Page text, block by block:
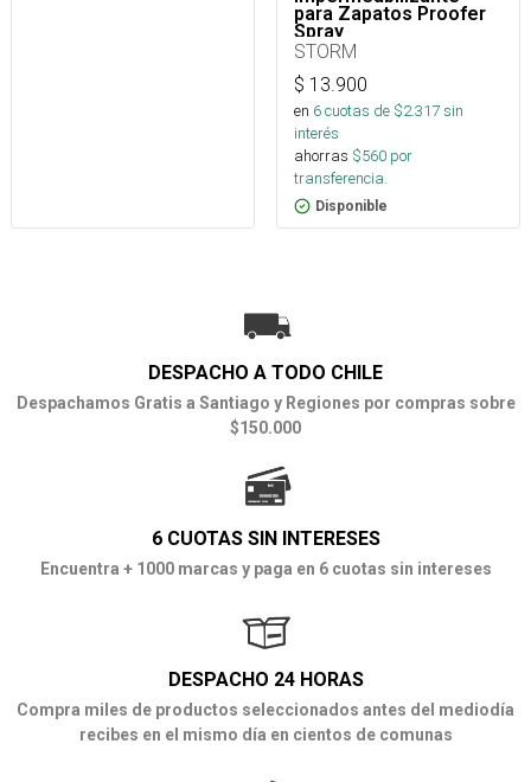
para Zapatos Proofer
Spray
STORM
$ 13.900
en 6cuotas de $2.317sin
interés
ahorras $560 por
transferencia.
Disponible
DESPACHO A TODO CHILE
Despachamos Gratis a Santiago y Regiones por compras sobre
$150.000
6 CUOTAS SIN INTERESES
Encuentra + 1000 marcas y paga en 6 cuotas sin intereses
DESPACHO 24 HORAS
Compra miles de productos seleccionados antes del mediodía
recibes en el mismo día en cientos de comunas